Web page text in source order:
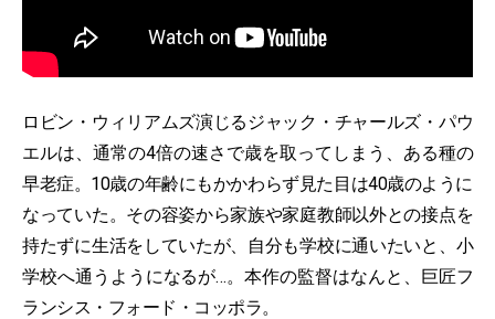
ロビン・ウィリアムズ演じるジャック・チャールズ・パウ
エルは、通常の4倍の速さで歳を取ってしまう、ある種の
早老症。10歳の年齢にもかかわらず見た目は40歳のように
なっていた。その容姿から家族や家庭教師以外との接点を
持たずに生活をしていたが、自分も学校に通いたいと、小
学校へ通うようになるが…。本作の監督はなんと、巨匠フ
ランシス・フォード・コッポラ。